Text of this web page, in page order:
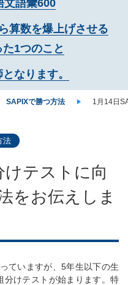
文語彙600
算数を爆上げさせる
1つのこと
なります。
SAPIXで勝つ方法 1月14日
法
けテストに向
をお伝えしま
ていますが、5年生以下の生
分けテストが始まります。特